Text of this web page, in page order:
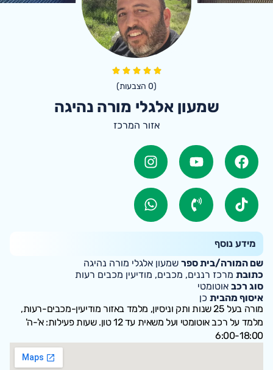
(
0 הצבעות)
שמעון אלגלי מורה נהיגה
אזור המרכז
מידע נוסף
שם המורה/בית ספר שמעון אלגלי מורה נהיגה
כתובת מרכז רננים, מכבים, מודיעין מכבים רעות
סוג רכב אוטומטי
איסוף מהבית כן
מורה בעל 25 שנות ותק וניסיון, מלמד באזור מודיעין-מכבים-רעות,
מלמד על רכב אוטומטי ועל משאית עד 12 טון. שעות פעילות: א'-ה'
6:00-18:00